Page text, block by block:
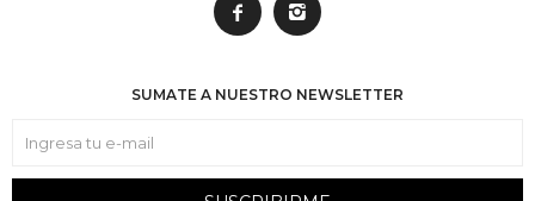
 
SUMATE A NUESTRO NEWSLETTER